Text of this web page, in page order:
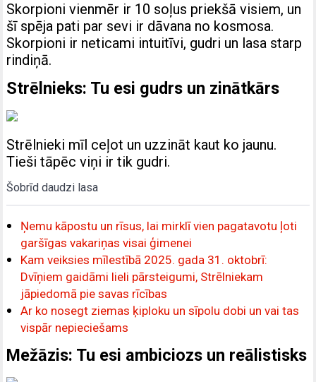
Skorpioni vienmēr ir 10 soļus priekšā visiem, un
šī spēja pati par sevi ir dāvana no kosmosa.
Skorpioni ir neticami intuitīvi, gudri un lasa starp
rindiņā.
Strēlnieks: Tu esi gudrs un zinātkārs
Strēlnieki mīl ceļot un uzzināt kaut ko jaunu.
Tieši tāpēc viņi ir tik gudri.
Šobrīd daudzi lasa
Ņemu kāpostu un rīsus, lai mirklī vien pagatavotu ļoti
garšīgas vakariņas visai ģimenei
Kam veiksies mīlestībā 2025. gada 31. oktobrī:
Dvīņiem gaidāmi lieli pārsteigumi, Strēlniekam
jāpiedomā pie savas rīcības
Ar ko nosegt ziemas ķiploku un sīpolu dobi un vai tas
vispār nepieciešams
Mežāzis: Tu esi ambiciozs un reālistisks